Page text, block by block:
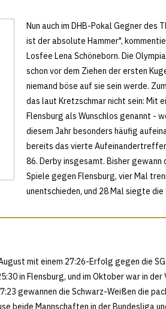
Nun auch im DHB-Pokal Gegner des
ist der absolute Hammer",
Losfee Lena Schöneborn. Die
schon vor dem Ziehen der ersten
niemand böse auf sie sein werde.
das laut Kretzschmar nicht sein: Mit
Flensburg als Wunschlos genannt -
diesem Jahr besonders häufig
bereits das vierte
86. Derby insgesamt. Bisher
Spiele gegen Flensburg, vier Mal
unentschieden, und 28 Mal siegte die
mit einem 27:26-Erfolg gegen die
in Flensburg, und im Oktober war in der
gewannen die Schwarz-Weißen die
beide Mannschaften in der Bundesliga